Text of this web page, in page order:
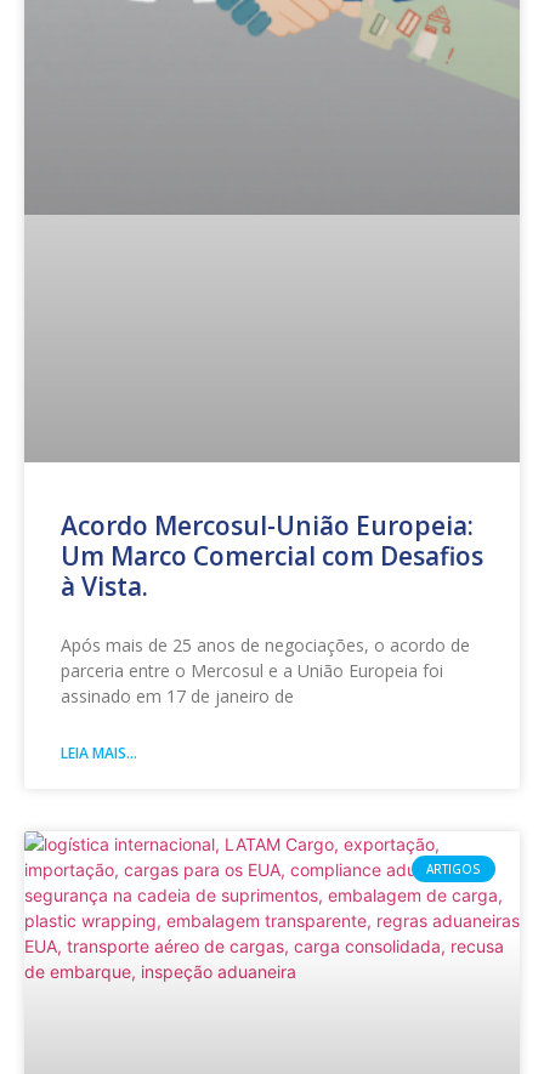
Acordo Mercosul-União Europeia:
Um Marco Comercial com Desafios
à Vista.
Após mais de 25 anos de negociações, o acordo de
parceria entre o Mercosul e a União Europeia foi
assinado em 17 de janeiro de
LEIA MAIS...
ARTIGOS